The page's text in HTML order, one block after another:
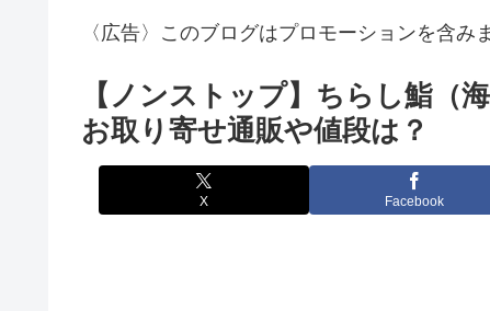
〈広告〉このブログはプロモーションを含み
【ノンストップ】ちらし鮨（
お取り寄せ通販や値段は？
X Facebook